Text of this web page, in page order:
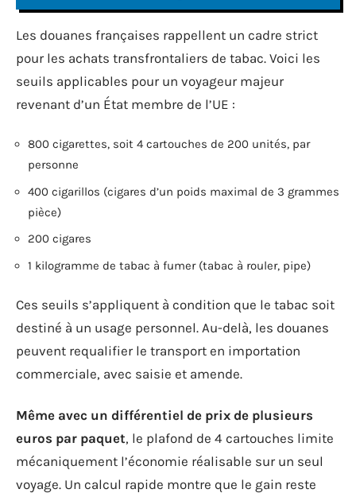
Les douanes françaises rappellent un cadre strict
pour les achats transfrontaliers de tabac. Voici les
seuils applicables pour un voyageur majeur
revenant d’un État membre de l’UE :
800 cigarettes, soit 4 cartouches de 200 unités, par
personne
400 cigarillos (cigares d’un poids maximal de 3 grammes
pièce)
200 cigares
1 kilogramme de tabac à fumer (tabac à rouler, pipe)
Ces seuils s’appliquent à condition que le tabac soit
destiné à un usage personnel. Au-delà, les douanes
peuvent requalifier le transport en importation
commerciale, avec saisie et amende.
Même avec un différentiel de prix de plusieurs
euros par paquet, le plafond de 4 cartouches limite
mécaniquement l’économie réalisable sur un seul
voyage. Un calcul rapide montre que le gain reste